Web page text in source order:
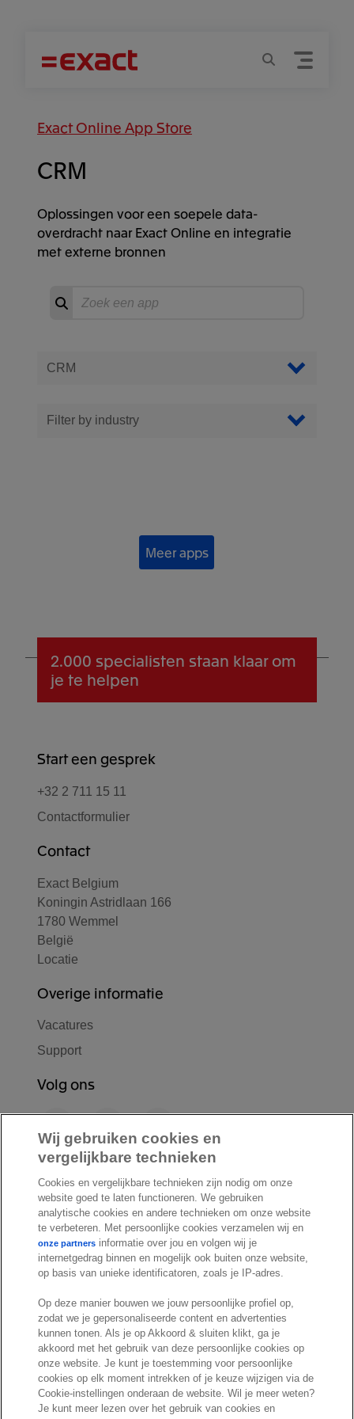
Menu
Zoeken
Exact Online App Store
CRM
Oplossingen voor een soepele data-
overdracht naar Exact Online en integratie
met externe bronnen
Zoeken
Start
Filter Apps
Filter op categorie
Filter by industry
Meer apps
2.000 specialisten staan klaar om
je te helpen
Start een gesprek
+32 2 711 15 11
Contactformulier
Contact
Exact Belgium
Koningin Astridlaan 166
1780 Wemmel
België
Locatie
Overige informatie
Vacatures
Support
Volg ons
F
a
c
o
o
k
L
i
n
d
I
n
Y
o
u
u
b
e
n
s
t
a
g
r
a
m
S
p
o
t
i
f
y
© Exact 2026
Cookie statement
Cookie settings
Marketing preferences
Disclaimer
Site conditions
Wij gebruiken cookies en
vergelijkbare technieken
Cookies en vergelijkbare technieken zijn nodig om onze
website goed te laten functioneren. We gebruiken
analytische cookies en andere technieken om onze website
te verbeteren. Met persoonlijke cookies verzamelen wij en
onze partners informatie over jou en volgen wij je
internetgedrag binnen en mogelijk ook buiten onze website,
op basis van unieke identificatoren, zoals je IP-adres.
Op deze manier bouwen we jouw persoonlijke profiel op,
zodat we je gepersonaliseerde content en advertenties
kunnen tonen. Als je op Akkoord & sluiten klikt, ga je
akkoord met het gebruik van deze persoonlijke cookies op
onze website. Je kunt je toestemming voor persoonlijke
cookies op elk moment intrekken of je keuze wijzigen via de
Cookie-instellingen onderaan de website. Wil je meer weten?
Je kunt meer lezen over het gebruik van cookies en